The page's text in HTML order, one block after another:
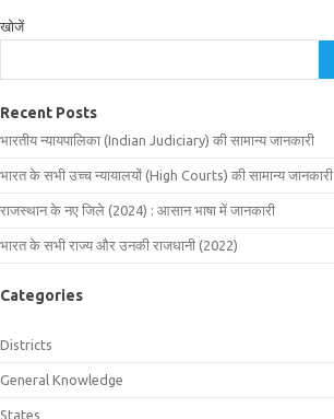
खोजें
Recent Posts
भारतीय न्यायपालिका (Indian Judiciary) की सामान्य जानकारी
भारत के सभी उच्च न्यायालयों (High Courts) की सामान्य जानकारी
राजस्थान के नए जिले (2024) : आसान भाषा में जानकारी
भारत के सभी राज्य और उनकी राजधानी (2022)
Categories
Districts
General Knowledge
States